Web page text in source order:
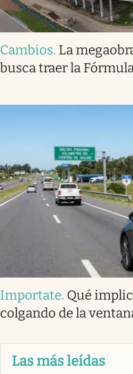
Cambios. La
busca traer la
Importate. Qué
colgando de la
Las más leídas